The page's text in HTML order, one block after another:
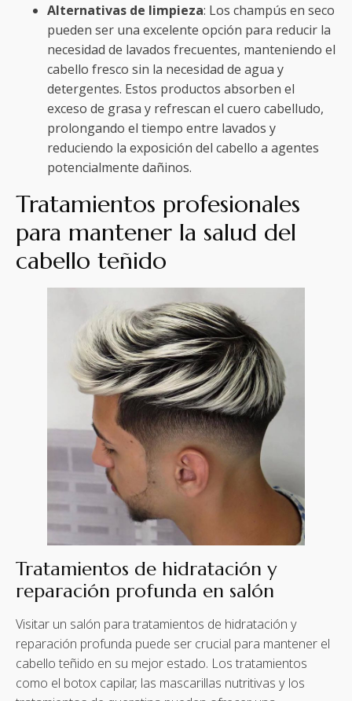
Alternativas de limpieza: Los champús en seco
pueden ser una excelente opción para reducir la
necesidad de lavados frecuentes, manteniendo el
cabello fresco sin la necesidad de agua y
detergentes. Estos productos absorben el
exceso de grasa y refrescan el cuero cabelludo,
prolongando el tiempo entre lavados y
reduciendo la exposición del cabello a agentes
potencialmente dañinos.
Tratamientos profesionales
para mantener la salud del
cabello teñido
Tratamientos de hidratación y
reparación profunda en salón
Visitar un salón para tratamientos de hidratación y
reparación profunda puede ser crucial para mantener el
cabello teñido en su mejor estado. Los tratamientos
como el botox capilar, las mascarillas nutritivas y los